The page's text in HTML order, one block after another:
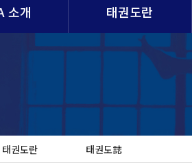
소개 태권도란
태권도란 태권도誌